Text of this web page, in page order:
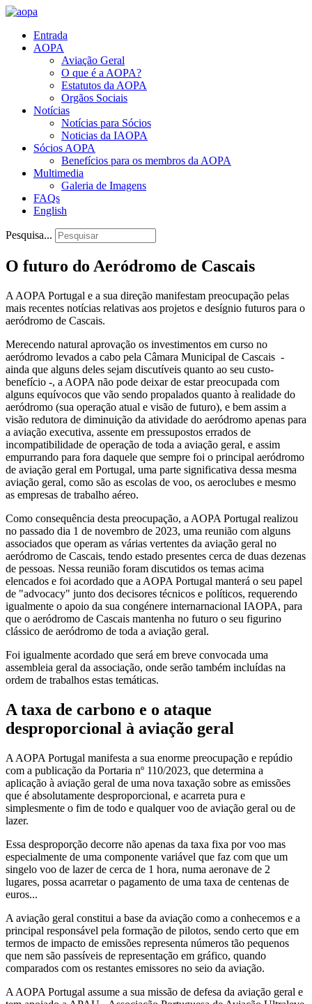
Entrada
AOPA
Aviação Geral
O que é a AOPA?
Estatutos da AOPA
Orgãos Sociais
Notícias
Notícias para Sócios
Noticias da IAOPA
Sócios AOPA
Benefícios para os membros da AOPA
Multimedia
Galeria de Imagens
FAQs
English
Pesquisa...
O futuro do Aeródromo de Cascais
A AOPA Portugal e a sua direção manifestam preocupação pelas
mais recentes notícias relativas aos projetos e desígnio futuros para o
aeródromo de Cascais.
Merecendo natural aprovação os investimentos em curso no
aeródromo levados a cabo pela Câmara Municipal de Cascais -
ainda que alguns deles sejam discutíveis quanto ao seu custo-
benefício -, a AOPA não pode deixar de estar preocupada com
alguns equívocos que vão sendo propalados quanto à realidade do
aeródromo (sua operação atual e visão de futuro), e bem assim a
visão redutora de diminuição da atividade do aeródromo apenas para
a aviação executiva, assente em pressupostos errados de
incompatibilidade de operação de toda a aviação geral, e assim
empurrando para fora daquele que sempre foi o principal aeródromo
de aviação geral em Portugal, uma parte significativa dessa mesma
aviação geral, como são as escolas de voo, os aeroclubes e mesmo
as empresas de trabalho aéreo.
Como consequência desta preocupação, a AOPA Portugal realizou
no passado dia 1 de novembro de 2023, uma reunião com alguns
associados que operam as várias vertentes da aviação geral no
aeródromo de Cascais, tendo estado presentes cerca de duas dezenas
de pessoas. Nessa reunião foram discutidos os temas acima
elencados e foi acordado que a AOPA Portugal manterá o seu papel
de "advocacy" junto dos decisores técnicos e políticos, requerendo
igualmente o apoio da sua congénere internarnacional IAOPA, para
que o aeródromo de Cascais mantenha no futuro o seu figurino
clássico de aeródromo de toda a aviação geral.
Foi igualmente acordado que será em breve convocada uma
assembleia geral da associação, onde serão também incluídas na
ordem de trabalhos estas temáticas.
A taxa de carbono e o ataque
desproporcional à aviação geral
A AOPA Portugal manifesta a sua enorme preocupação e repúdio
com a publicação da Portaria nº 110/2023, que determina a
aplicação à aviação geral de uma nova taxação sobre as emissões
que é absolutamente desproporcional, e acarreta pura e
simplesmente o fim de todo e qualquer voo de aviação geral ou de
lazer.
Essa desproporção decorre não apenas da taxa fixa por voo mas
especialmente de uma componente variável que faz com que um
singelo voo de lazer de cerca de 1 hora, numa aeronave de 2
lugares, possa acarretar o pagamento de uma taxa de centenas de
euros...
A aviação geral constitui a base da aviação como a conhecemos e a
principal responsável pela formação de pilotos, sendo certo que em
termos de impacto de emissões representa números tão pequenos
que nem são passíveis de representação em gráfico, quando
comparados com os restantes emissores no seio da aviação.
A AOPA Portugal assume a sua missão de defesa da aviação geral e